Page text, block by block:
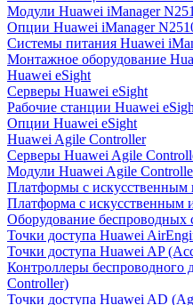
Модули Huawei iManager
Опции Huawei iManager
Системы питания Huawei
Монтажное оборудование
Huawei eSight
Серверы Huawei eSight
Рабочие станции Huawei
Опции Huawei eSight
Huawei Agile Controller
Серверы Huawei Agile
Модули Huawei Agile
Платформы с искусственным
Платформа с искусственным
Оборудование беспроводных
Точки доступа Huawei
Точки доступа Huawei AP
Контроллеры беспроводного
Controller)
Точки доступа Huawei AD